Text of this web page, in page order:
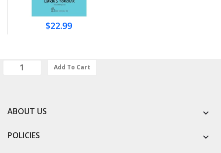
$22.99
Add To Cart
ABOUT US
POLICIES